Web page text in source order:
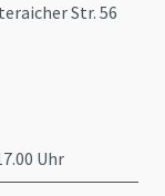
Str. 56
Uhr